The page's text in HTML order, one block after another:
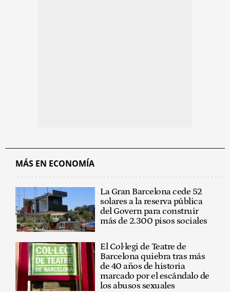
MÁS EN ECONOMÍA
La Gran Barcelona cede 52
solares a la reserva pública
del Govern para construir
más de 2.300 pisos sociales
El Col·legi de Teatre de
Barcelona quiebra tras más
de 40 años de historia
marcado por el escándalo de
los abusos sexuales